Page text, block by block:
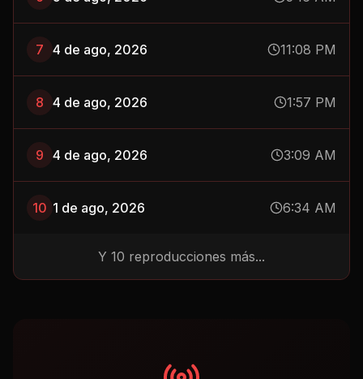
7 4 de ago, 2026 11:08 PM
8 4 de ago, 2026 1:57 PM
9 4 de ago, 2026 3:09 AM
10 1 de ago, 2026 6:34 AM
Y 10 reproducciones más...